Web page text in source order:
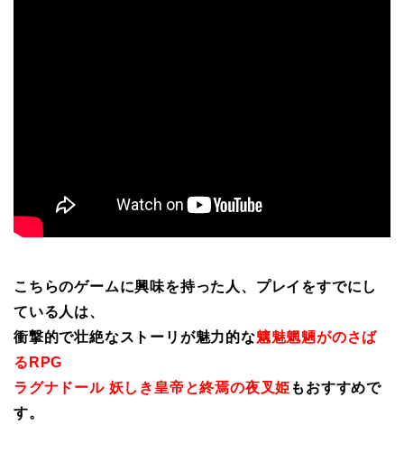
こちらのゲームに興味を持った人、プレイをすでにし
ている人は、
衝撃的で壮絶なストーリが魅力的な魑魅魍魎がのさば
るRPG
ラグナドール 妖しき皇帝と終焉の夜叉姫 もおすすめで
す。